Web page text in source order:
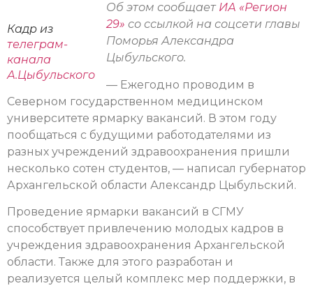
Кадр из
телеграм-
канала
А.Цыбульского
Об этом сообщает ИА «Регион
29» со ссылкой на соцсети главы
Поморья Александра
Цыбульского.
— Ежегодно проводим в
Северном государственном медицинском
университете ярмарку вакансий. В этом году
пообщаться с будущими работодателями из
разных учреждений здравоохранения пришли
несколько сотен студентов, — написал губернатор
Архангельской области Александр Цыбульский.
Проведение ярмарки вакансий в СГМУ
способствует привлечению молодых кадров в
учреждения здравоохранения Архангельской
области. Также для этого разработан и
реализуется целый комплекс мер поддержки, в